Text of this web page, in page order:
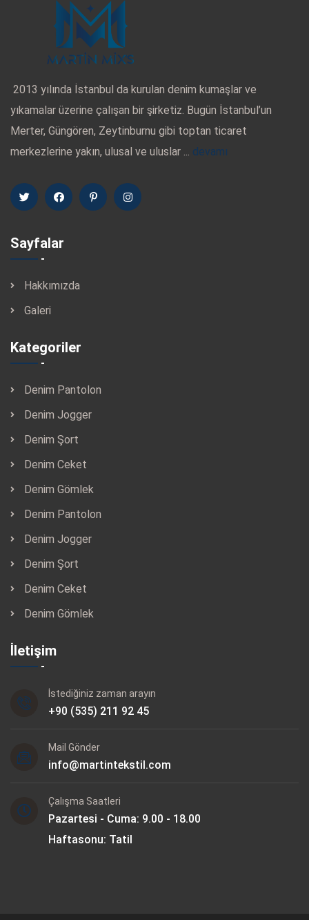
2013 yılında İstanbul da kurulan denim kumaşlar ve
yıkamalar üzerine çalışan bir şirketiz. Bugün İstanbul’un
Merter, Güngören, Zeytinburnu gibi toptan ticaret
merkezlerine yakın, ulusal ve uluslar ... devamı
Sayfalar
Hakkımızda
Galeri
Kategoriler
Denim Pantolon
Denim Jogger
Denim Şort
Denim Ceket
Denim Gömlek
Denim Pantolon
Denim Jogger
Denim Şort
Denim Ceket
Denim Gömlek
İletişim
İstediğiniz zaman arayın
+90 (535) 211 92 45
Mail Gönder
info@martintekstil.com
Çalışma Saatleri
Pazartesi - Cuma: 9.00 - 18.00
Haftasonu: Tatil